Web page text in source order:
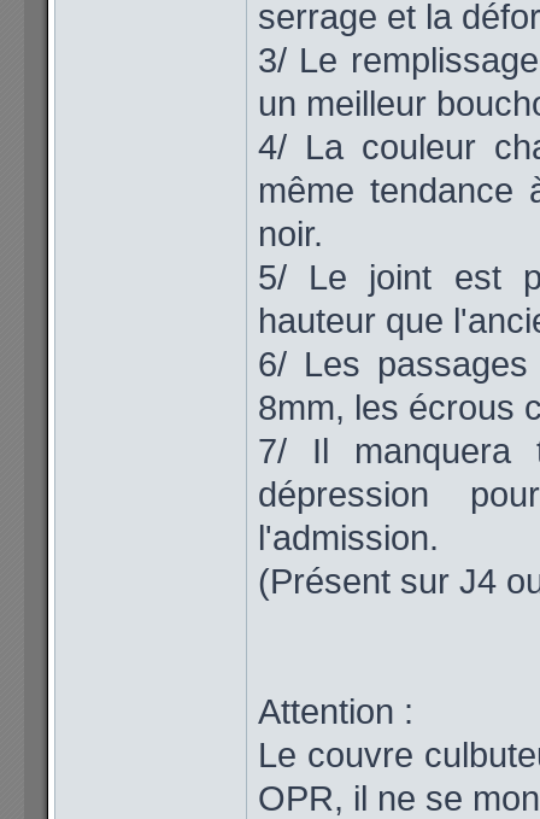
serrage et la
3/ Le
un meilleur
4/ La couleur
même
noir.
5/ Le joint est
hauteur que
6/ Les
8mm, les écrous
7/ Il manquera
dépression
l'admission.
(Présent sur J4
Attention :
Le couvre
OPR, il ne se